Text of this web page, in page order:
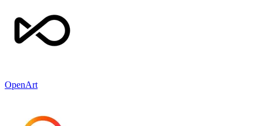
OpenArt